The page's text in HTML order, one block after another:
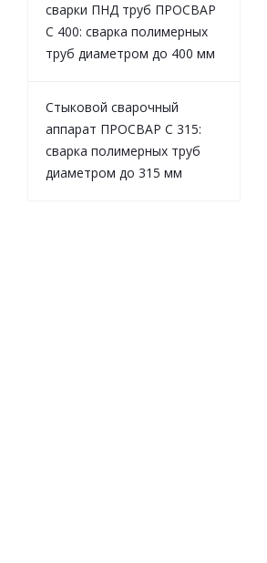
сварки ПНД труб ПРОСВАР
С 400: сварка полимерных
труб диаметром до 400 мм
Стыковой сварочный
аппарат ПРОСВАР С 315:
сварка полимерных труб
диаметром до 315 мм